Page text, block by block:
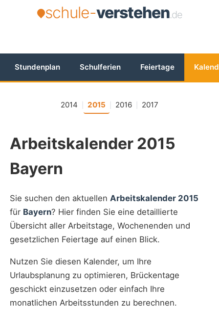
schule-verstehen.de
Stundenplan Schulferien Feiertage
2014 2015 2016 2017
Arbeitskalender 2015
Bayern
Sie suchen den aktuellen Arbeitskalender 2015
für Bayern? Hier finden Sie eine detaillierte
Übersicht aller Arbeitstage, Wochenenden und
gesetzlichen Feiertage auf einen Blick.
Nutzen Sie diesen Kalender, um Ihre
Urlaubsplanung zu optimieren, Brückentage
geschickt einzusetzen oder einfach Ihre
monatlichen Arbeitsstunden zu berechnen.